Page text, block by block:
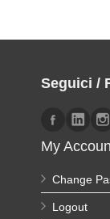
Seguici /
My
Change
Logout